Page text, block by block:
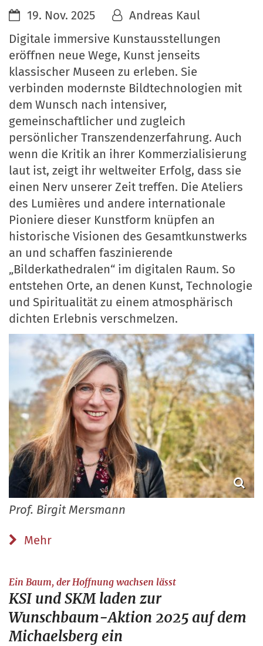
19. Nov. 2025
Andreas Kaul
Digitale immersive Kunstausstellungen
eröffnen neue Wege, Kunst jenseits
klassischer Museen zu erleben. Sie
verbinden modernste Bildtechnologien mit
dem Wunsch nach intensiver,
gemeinschaftlicher und zugleich
persönlicher Transzendenzerfahrung. Auch
wenn die Kritik an ihrer Kommerzialisierung
laut ist, zeigt ihr weltweiter Erfolg, dass sie
einen Nerv unserer Zeit treffen. Die Ateliers
des Lumières und andere internationale
Pioniere dieser Kunstform knüpfen an
historische Visionen des Gesamtkunstwerks
an und schaffen faszinierende
„Bilderkathedralen“ im digitalen Raum. So
entstehen Orte, an denen Kunst, Technologie
und Spiritualität zu einem atmosphärisch
dichten Erlebnis verschmelzen.
Prof. Birgit Mersmann
Mehr
Ein Baum, der Hoffnung wachsen lässt:
KSI und SKM laden zur
Wunschbaum-Aktion 2025 auf dem
Michaelsberg ein